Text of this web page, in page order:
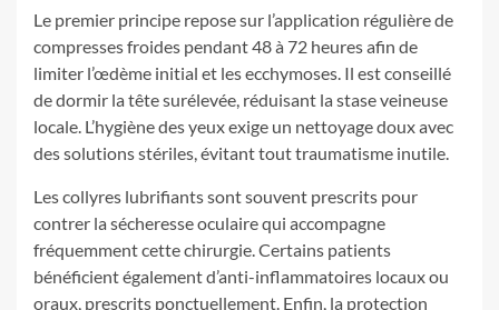
Le premier principe repose sur l’application régulière de
compresses froides pendant 48 à 72 heures afin de
limiter l’œdème initial et les ecchymoses. Il est conseillé
de dormir la tête surélevée, réduisant la stase veineuse
locale. L’hygiène des yeux exige un nettoyage doux avec
des solutions stériles, évitant tout traumatisme inutile.
Les collyres lubrifiants sont souvent prescrits pour
contrer la sécheresse oculaire qui accompagne
fréquemment cette chirurgie. Certains patients
bénéficient également d’anti-inflammatoires locaux ou
oraux, prescrits ponctuellement. Enfin, la protection